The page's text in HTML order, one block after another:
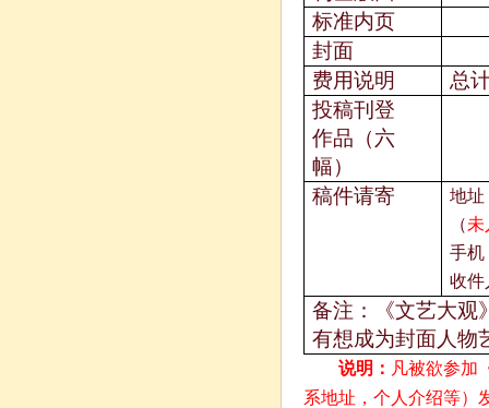
标准内页
封面
费用说明
总
投稿刊登
作品（六
幅）
稿件请寄
地址
（未
手机
收件
备注：《文艺大观
有想成为封面人物
说明： 凡被欲参加
系地址，个人介绍等）